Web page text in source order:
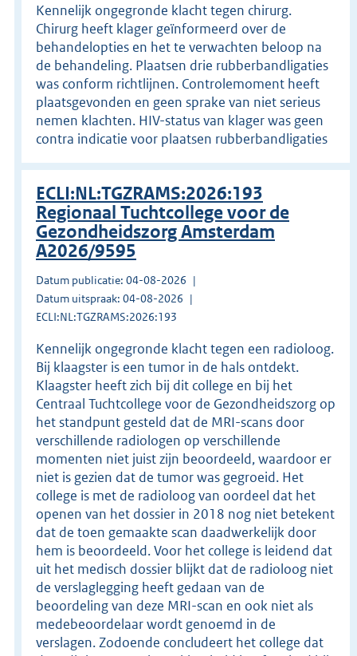
Kennelijk ongegronde klacht tegen chirurg.
Chirurg heeft klager geïnformeerd over de
behandelopties en het te verwachten beloop na
de behandeling. Plaatsen drie rubberbandligaties
was conform richtlijnen. Controlemoment heeft
plaatsgevonden en geen sprake van niet serieus
nemen klachten. HIV-status van klager was geen
contra indicatie voor plaatsen rubberbandligaties
ECLI:NL:TGZRAMS:2026:193
Regionaal Tuchtcollege voor de
Gezondheidszorg Amsterdam
A2026/9595
Datum publicatie: 04-08-2026
Datum uitspraak: 04-08-2026
ECLI:NL:TGZRAMS:2026:193
Kennelijk ongegronde klacht tegen een radioloog.
Bij klaagster is een tumor in de hals ontdekt.
Klaagster heeft zich bij dit college en bij het
Centraal Tuchtcollege voor de Gezondheidszorg op
het standpunt gesteld dat de MRI-scans door
verschillende radiologen op verschillende
momenten niet juist zijn beoordeeld, waardoor er
niet is gezien dat de tumor was gegroeid. Het
college is met de radioloog van oordeel dat het
openen van het dossier in 2018 nog niet betekent
dat de toen gemaakte scan daadwerkelijk door
hem is beoordeeld. Voor het college is leidend dat
uit het medisch dossier blijkt dat de radioloog niet
de verslaglegging heeft gedaan van de
beoordeling van deze MRI-scan en ook niet als
medebeoordelaar wordt genoemd in de
verslagen. Zodoende concludeert het college dat